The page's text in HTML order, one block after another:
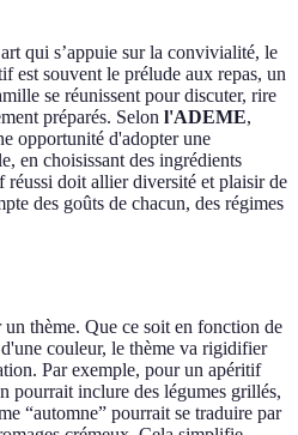
qui s’appuie sur la convivialité, le
est souvent le prélude aux repas, un
se réunissent pour discuter, rire
préparés. Selon l'ADEME,
opportunité d'adopter une
en choisissant des ingrédients
réussi doit allier diversité et plaisir de
des goûts de chacun, des régimes
thème. Que ce soit en fonction de
couleur, le thème va rigidifier
Par exemple, pour un apéritif
pourrait inclure des légumes grillés,
“automne” pourrait se traduire par